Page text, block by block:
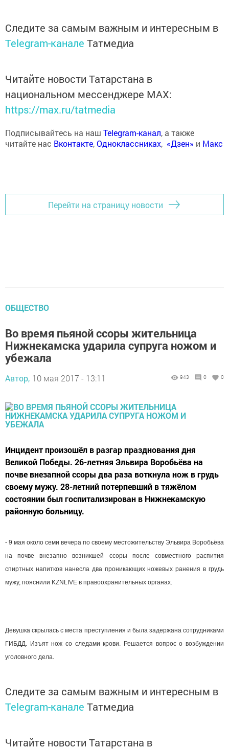
Следите за самым важным и интересным в
Telegram-канале Татмедиа
Читайте новости Татарстана в
национальном мессенджере MАХ:
https://max.ru/tatmedia
Подписывайтесь на наш Telegram-канал, а также
читайте нас Вконтакте,Одноклассниках, «Дзен» и Макс
Перейти на страницу новости
ОБЩЕСТВО
Во время пьяной ссоры жительница
Нижнекамска ударила супруга ножом и
убежала
Автор, 10 мая 2017 - 13:11 943 0 0
Инцидент произошёл в разгар празднования дня
Великой Победы. 26-летняя Эльвира Воробьёва на
почве внезапной ссоры два раза воткнула нож в грудь
своему мужу. 28-летний потерпевший в тяжёлом
состоянии был госпитализирован в Нижнекамскую
районную больницу.
- 9 мая около семи вечера по своему местожительству Эльвира Воробьёва
на почве внезапно возникшей ссоры после совместного распития
спиртных напитков нанесла два проникающих ножевых ранения в грудь
мужу, пояснили KZNLIVE в правоохранительных органах.
Девушка скрылась с места преступления и была задержана сотрудниками
ГИБДД. Изъят нож со следами крови. Решается вопрос о возбуждении
уголовного дела.
Следите за самым важным и интересным в
Telegram-канале Татмедиа
Читайте новости Татарстана в